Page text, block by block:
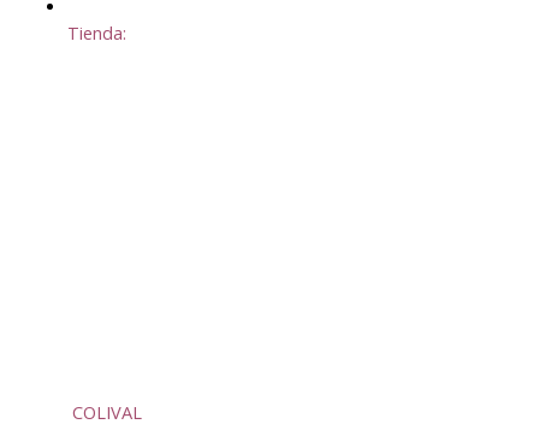
Tienda:
COLIVAL